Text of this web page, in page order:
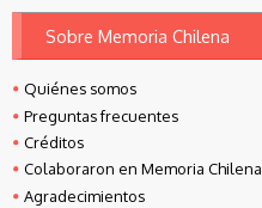
Sobre Memoria Chilena
Quiénes somos
Preguntas frecuentes
Créditos
Colaboraron en Memoria Chilena
Agradecimientos